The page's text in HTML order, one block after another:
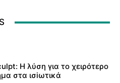
Η λύση για το χειρότερο
στα ισiωτικά